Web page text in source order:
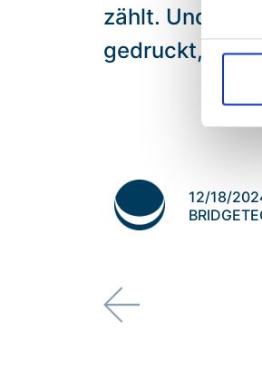
zählt. Und
gedruckt, der
12/18/